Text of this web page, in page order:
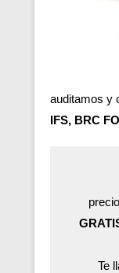
auditamos y
IFS, BRC
Te